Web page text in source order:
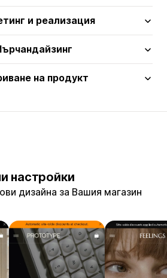
и реализация
на продукт
настройки
дизайна за Вашия магазин